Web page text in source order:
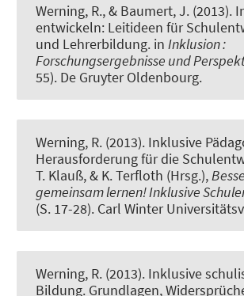
Werning, R., & Baumert, J. (2013).
entwickeln: Leitideen für
und Lehrerbildung. in Inklusion :
Forschungsergebnisse und
55). De Gruyter Oldenbourg.
Werning, R. (2013). Inklusive
Herausforderung für die
T. Klauß, & K. Terfloth (Hrsg.),
gemeinsam lernen! Inklusive
(S. 17-28). Carl Winter
Werning, R. (2013). Inklusive
Bildung. Grundlagen,